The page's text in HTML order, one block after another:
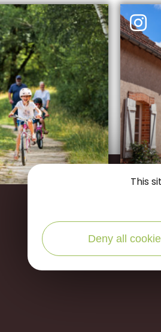
This
Deny all